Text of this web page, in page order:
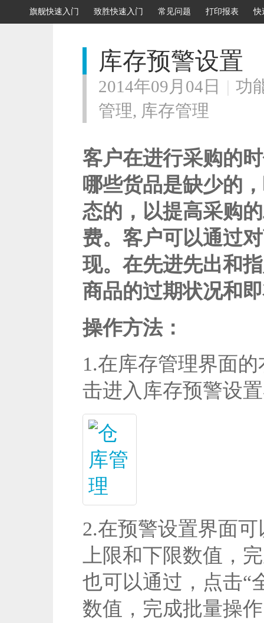
旗舰快速入门 致胜快速入门 常见问题 打印报表 快
库存预警设置
2014年09月04日 | 功
管理, 库存管理
客户在进行采购的
哪些货品是缺少的
态的，以提高采购
费。客户可以通过
现。在先进先出和
商品的过期状况和
操作方法：
1.在库存管理界面
击进入库存预警设
2.在预警设置界面
上限和下限数值，
也可以通过，点击“
数值，完成批量操